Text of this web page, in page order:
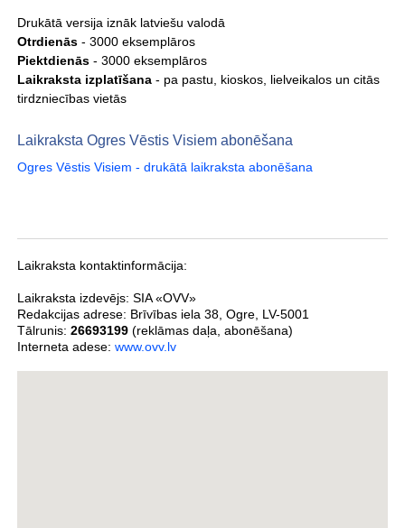
Drukātā versija iznāk latviešu valodā
Otrdienās- 3000 eksemplāros
Piektdienās- 3000 eksemplāros
Laikraksta izplatīšana- pa pastu, kioskos, lielveikalos un citās
tirdzniecības vietās
Laikraksta Ogres Vēstis Visiem abonēšana
Ogres Vēstis Visiem - drukātā laikraksta abonēšana
Laikraksta kontaktinformācija:
Laikraksta izdevējs: SIA «OVV»
Redakcijas adrese: Brīvības iela 38, Ogre, LV-5001
Tālrunis: 26693199(reklāmas daļa, abonēšana)
Interneta adese: www.ovv.lv